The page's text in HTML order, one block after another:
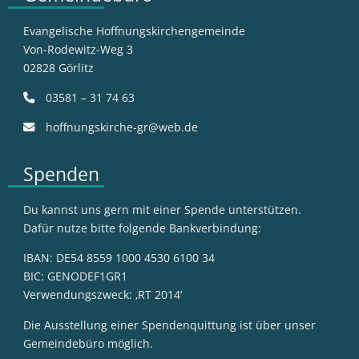
Evangelische Hoffnungskirchengemeinde
Von-Rodewitz-Weg 3
02828 Görlitz
03581 – 31 74 63
hoffnungskirche-gr@web.de
Spenden
Du kannst uns gern mit einer Spende unterstützen.
Dafür nutze bitte folgende Bankverbindung:
IBAN: DE54 8559 1000 4530 6100 34
BIC: GENODEF1GR1
Verwendungszweck: ‚RT 2014‘
Die Ausstellung einer Spendenquittung ist über unser
Gemeindebüro möglich.